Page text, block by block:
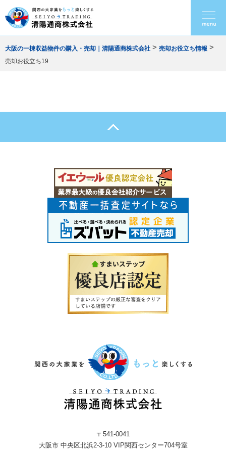
大阪の一棟収益物件の購入・売却｜清陽通商株式会社 > 売却お役立ち情報 >
売却お役立ち19
〒541-0041
大阪市 中央区北浜2-3-10 VIP関西センター704号室